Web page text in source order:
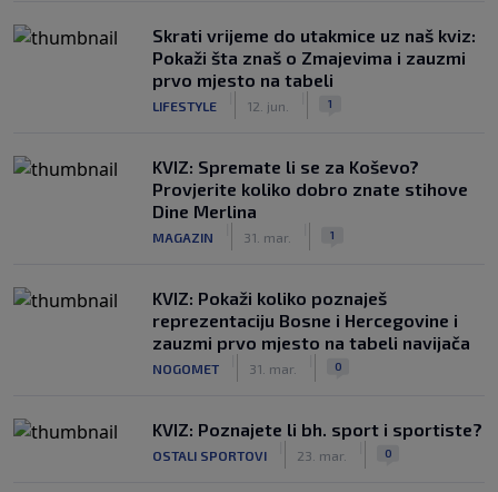
Skrati vrijeme do utakmice uz naš kviz:
Pokaži šta znaš o Zmajevima i zauzmi
prvo mjesto na tabeli
LIFESTYLE 12. jun. 1
KVIZ: Spremate li se za Koševo?
Provjerite koliko dobro znate stihove
Dine Merlina
MAGAZIN 31. mar. 1
KVIZ: Pokaži koliko poznaješ
reprezentaciju Bosne i Hercegovine i
zauzmi prvo mjesto na tabeli navijača
NOGOMET 31. mar. 0
KVIZ: Poznajete li bh. sport i sportiste?
OSTALI SPORTOVI 23. mar. 0